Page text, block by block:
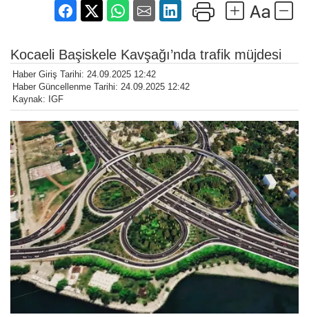
Kocaeli Başiskele Kavşağı’nda trafik müjdesi
Haber Giriş Tarihi: 24.09.2025 12:42
Haber Güncellenme Tarihi: 24.09.2025 12:42
Kaynak: IGF